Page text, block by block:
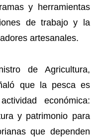
y herramientas
de trabajo y la
artesanales.
de Agricultura,
que la pesca es
económica:
y patrimonio para
que dependen